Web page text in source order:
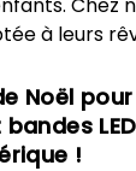
à leurs
Noël
!